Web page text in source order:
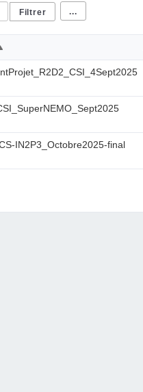
...
IN2P3_Octobre2025-final